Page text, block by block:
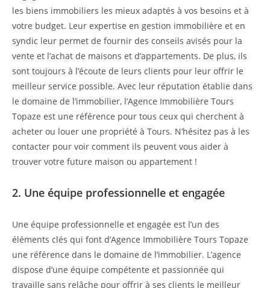
les biens immobiliers les mieux adaptés à vos besoins et à
votre budget. Leur expertise en gestion immobilière et en
syndic leur permet de fournir des conseils avisés pour la
vente et l’achat de maisons et d’appartements. De plus, ils
sont toujours à l’écoute de leurs clients pour leur offrir le
meilleur service possible. Avec leur réputation établie dans
le domaine de l’immobilier, l’Agence Immobilière Tours
Topaze est une référence pour tous ceux qui cherchent à
acheter ou louer une propriété à Tours. N’hésitez pas à les
contacter pour voir comment ils peuvent vous aider à
trouver votre future maison ou appartement !
2. Une équipe professionnelle et engagée
Une équipe professionnelle et engagée est l’un des
éléments clés qui font d’Agence Immobilière Tours Topaze
une référence dans le domaine de l’immobilier. L’agence
dispose d’une équipe compétente et passionnée qui
travaille sans relâche pour offrir à ses clients le meilleur